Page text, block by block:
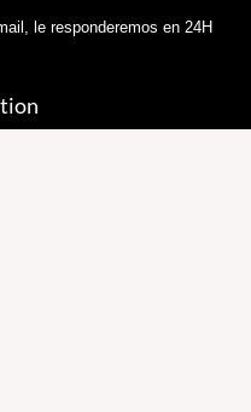
le responderemos en 24H